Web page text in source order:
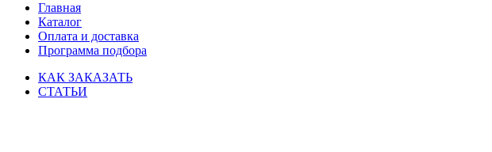
Главная
Каталог
Оплата и доставка
Программа подбора
КАК ЗАКАЗАТЬ
СТАТЬИ